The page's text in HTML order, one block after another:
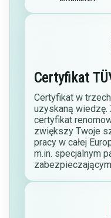
Certyfikat
Certyfikat w
uzyskaną
certyfikat
zwiększy Twoje
pracy w całej
m.in. specjalnym